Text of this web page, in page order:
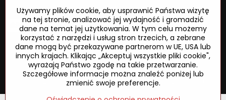
Sposób płatności
©2026 Prawa autorskie
Preferencje dotyczące prywatności
Oświadczenie o ochronie prywatnościStatus zamówienia
Używamy plików cookie, aby usprawnić Państwa wizytę
na tej stronie, analizować jej wydajność i gromadzić
dane na temat jej użytkowania. W tym celu możemy
korzystać z narzędzi i usług stron trzecich, a zebrane
dane mogą być przekazywane partnerom w UE, USA lub
innych krajach. Klikając „Akceptuj wszystkie pliki cookie",
wyrażają Państwo zgodę na takie przetwarzanie.
Szczegółowe informacje można znaleźć poniżej lub
zmienić swoje preferencje.